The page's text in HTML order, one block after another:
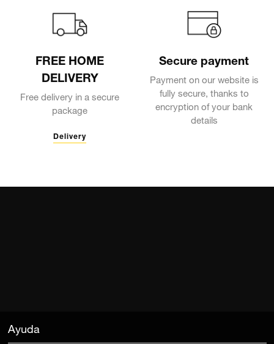
DELIVERY
Free delivery in a secure
package
Payment on our website is
fully secure, thanks to
encryption of your bank
details